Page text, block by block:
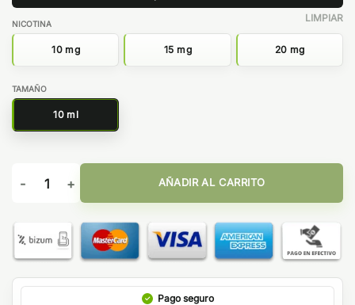
NICOTINA
10 mg 15 mg 20 mg
TAMAÑO
10 ml
LIMPIAR
Vampire Ice Cream 10ml - Juicy Salts cantidad
AÑADIR AL CARRITO
Pago seguro